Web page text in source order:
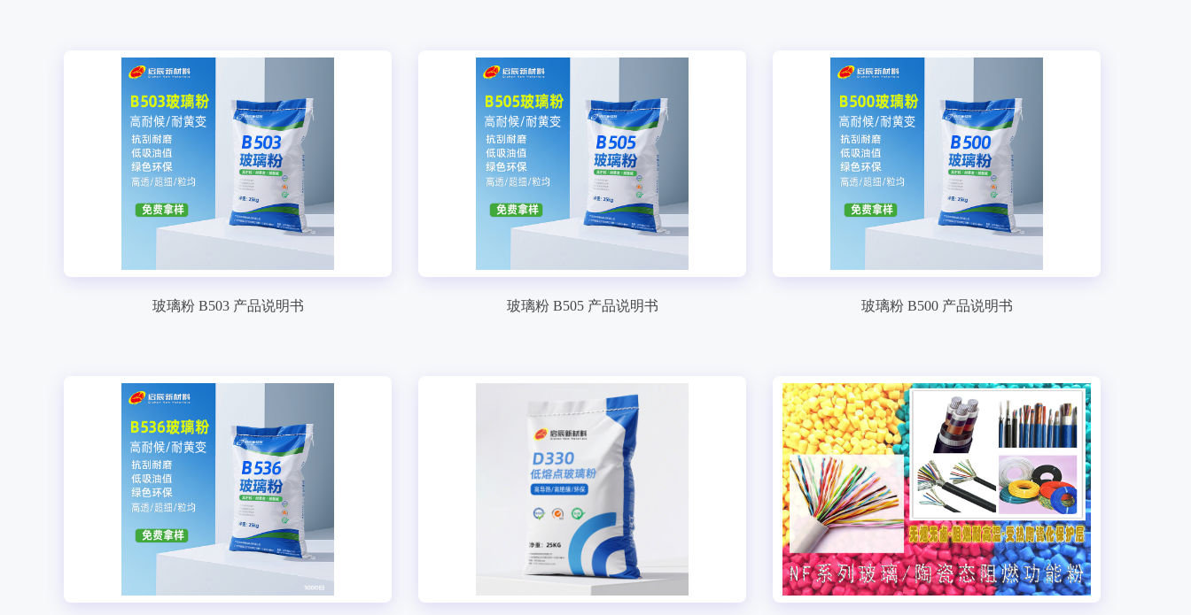
玻璃粉 B503 产品说明书 玻璃粉 B505 产品说明书 玻璃粉 B500 产品说明书